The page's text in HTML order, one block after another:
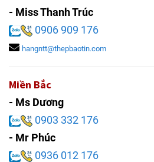
- Miss Thanh Trúc
0906 909 176
hangntt@thepbaotin.com
Miền Bắc
- Ms Dương
0903 332 176
- Mr Phúc
0936 012 176